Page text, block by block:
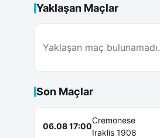
Yaklaşan Maçlar
Yaklaşan maç bulunamadı.
Son Maçlar
06.08 17:00
Cremonese
Iraklis 1908